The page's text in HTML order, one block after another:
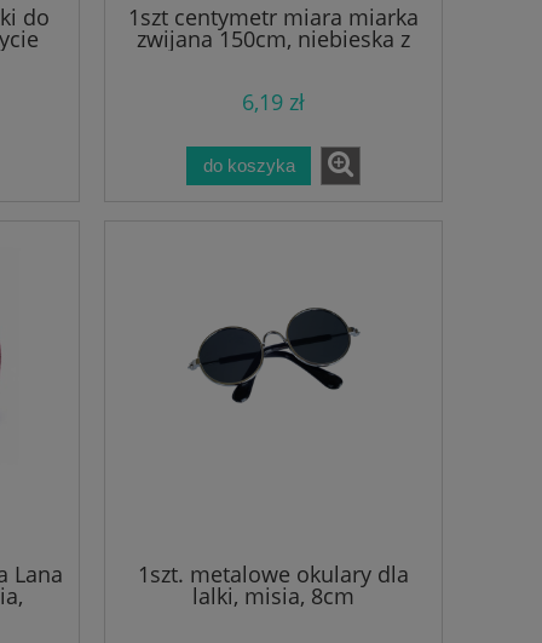
do 1szt centymetr miara miarka
zwijana 150cm, niebieska z
6,19 zł
do koszyka
Lana 1szt. metalowe okulary dla
lalki, misia, 8cm